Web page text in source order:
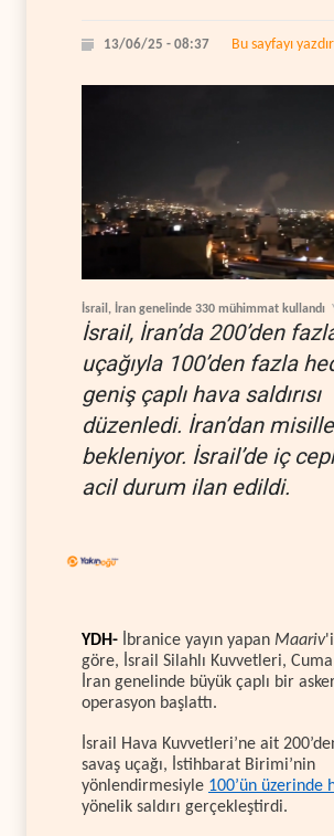
13/06/25 - 08:37 Bu sayfayı yazdır
İsrail, İran genelinde 330 mühimmat kullandı
İsrail, İran’da 200’den
uçağıyla 100’den fazla
geniş çaplı hava saldırısı
düzenledi. İran’dan
bekleniyor. İsrail’de iç
acil durum ilan edildi.
YDH- İbranice yayın yapan Maariv
göre, İsrail Silahlı Kuvvetleri,
İran genelinde büyük çaplı bir
operasyon başlattı.
İsrail Hava Kuvvetleri’ne ait
savaş uçağı, İstihbarat Birimi’nin
yönlendirmesiyle 100’ün üzerinde
yönelik saldırı gerçekleştirdi.